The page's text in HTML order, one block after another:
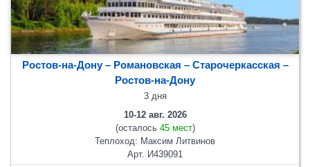
Ростов-на-Дону – Романовская – Старочеркасская –
Ростов-на-Дону
3 дня
10-12 авг. 2026
(осталось 45 мест)
Теплоход: Максим Литвинов
Арт. И439091